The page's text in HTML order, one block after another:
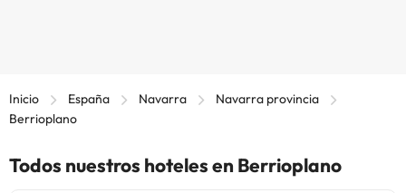
Inicio España Navarra
Navarra provincia
Berrioplano
Todos nuestros hoteles en Berrioplano